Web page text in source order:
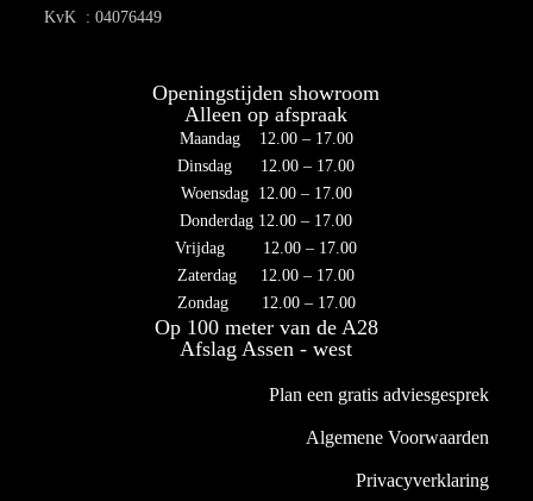
KvK : 04076449
Openingstijden showroom
Alleen op afspraak
Maandag 12.00 – 17.00
Dinsdag 12.00 – 17.00
Woensdag 12.00 – 17.00
Donderdag 12.00 – 17.00
Vrijdag 12.00 – 17.00
Zaterdag 12.00 – 17.00
Zondag 12.00 – 17.00
Op 100 meter van de A28
Afslag Assen - west
Plan een gratis adviesgesprek
Algemene Voorwaarden
Privacyverklaring